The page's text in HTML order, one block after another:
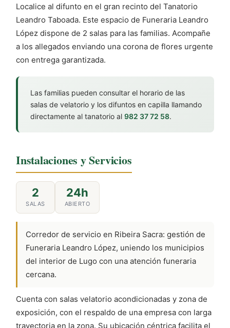
Localice al difunto en el gran recinto del Tanatorio
Leandro Taboada. Este espacio de Funeraria Leandro
López dispone de 2 salas para las familias. Acompañe
a los allegados enviando una corona de flores urgente
con entrega garantizada.
Las familias pueden consultar el horario de las
salas de velatorio y los difuntos en capilla llamando
directamente al tanatorio al 982 37 72 58.
Instalaciones y Servicios
2
SALAS
24h
ABIERTO
Corredor de servicio en Ribeira Sacra: gestión de
Funeraria Leandro López, uniendo los municipios
del interior de Lugo con una atención funeraria
cercana.
Cuenta con salas velatorio acondicionadas y zona de
exposición, con el respaldo de una empresa con larga
trayectoria en la zona. Su ubicación céntrica facilita el